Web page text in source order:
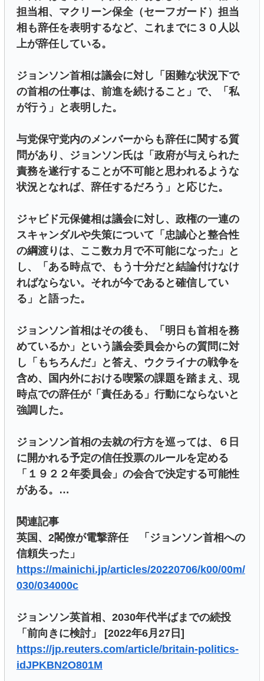
担当相、マクリーン保全（セーフガード）担当
相も辞任を表明するなど、これまでに３０人以
上が辞任している。
ジョンソン首相は議会に対し「困難な状況下で
の首相の仕事は、前進を続けること」で、「私
が行う」と表明した。
与党保守党内のメンバーからも辞任に関する質
問があり、ジョンソン氏は「政府が与えられた
責務を遂行することが不可能と思われるような
状況となれば、辞任するだろう」と応じた。
ジャビド元保健相は議会に対し、政権の一連の
スキャンダルや失策について「忠誠心と整合性
の綱渡りは、ここ数カ月で不可能になった」と
し、「ある時点で、もう十分だと結論付けなけ
ればならない。それが今であると確信してい
る」と語った。
ジョンソン首相はその後も、「明日も首相を務
めているか」という議会委員会からの質問に対
し「もちろんだ」と答え、ウクライナの戦争を
含め、国内外における喫緊の課題を踏まえ、現
時点での辞任が「責任ある」行動にならないと
強調した。
ジョンソン首相の去就の行方を巡っては、６日
に開かれる予定の信任投票のルールを定める
「１９２２年委員会」の会合で決定する可能性
がある。…
関連記事
英国、2閣僚が電撃辞任 「ジョンソン首相への
信頼失った」
https://mainichi.jp/articles/20220706/k00/00m/
030/034000c
ジョンソン英首相、2030年代半ばまでの続投
「前向きに検討」 [2022年6月27日]
https://jp.reuters.com/article/britain-politics-
idJPKBN2O801M